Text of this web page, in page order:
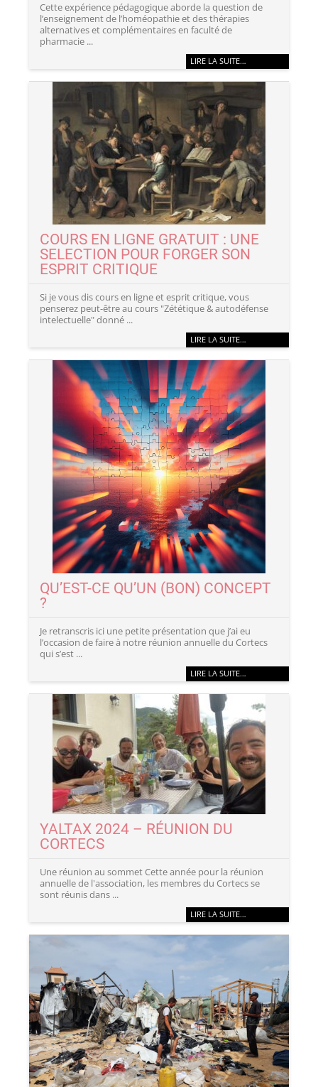
Cette expérience pédagogique aborde la question de
l’enseignement de l’homéopathie et des thérapies
alternatives et complémentaires en faculté de
pharmacie ...
LIRE LA SUITE…
COURS EN LIGNE GRATUIT : UNE
SELECTION POUR FORGER SON
ESPRIT CRITIQUE
Si je vous dis cours en ligne et esprit critique, vous
penserez peut-être au cours "Zététique & autodéfense
intelectuelle" donné ...
LIRE LA SUITE…
QU’EST-CE QU’UN (BON) CONCEPT
?
Je retranscris ici une petite présentation que j’ai eu
l’occasion de faire à notre réunion annuelle du Cortecs
qui s’est ...
LIRE LA SUITE…
YALTAX 2024 – RÉUNION DU
CORTECS
Une réunion au sommet Cette année pour la réunion
annuelle de l'association, les membres du Cortecs se
sont réunis dans ...
LIRE LA SUITE…